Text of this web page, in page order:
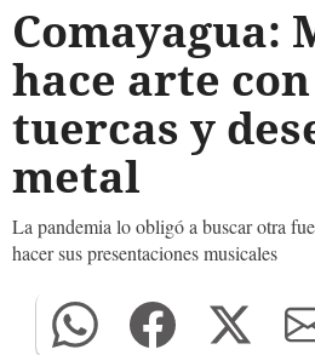
Comayagua:
hace arte
tuercas y
metal
La pandemia lo obligó a buscar otra
hacer sus presentaciones musicales